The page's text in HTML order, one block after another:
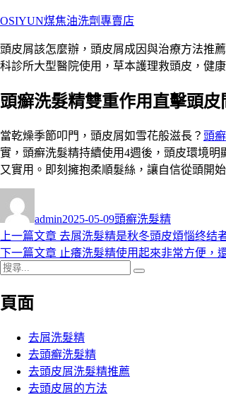
跳
主
要
容
OSIYUN煤焦油洗劑專賣店
頭皮屑該怎麼辦，頭皮屑成因與治療方法推
科診所大型醫院使用，草本護理救頭皮，健
頭癬洗髮精雙重作用直擊頭
當乾燥季節叩門，頭皮屑如雪花般滋長？ 頭
實，頭癬洗髮精持續使用4週後，頭皮環境
又實用。即刻擁抱柔順髮絲，讓自信從頭開始
者
admin佈
日
期:
2025-05-09類
頭癬洗髮精
文
章
覽
上一篇文章 上
一
去屑洗髮精是秋冬頭皮煩惱终结
下一篇文章 下
止癢洗髮精使用起來非常方便，
搜
關
頁面
去屑洗髮精
去頭癬洗髮精
去頭皮屑洗髮精推薦
去頭皮屑的方法